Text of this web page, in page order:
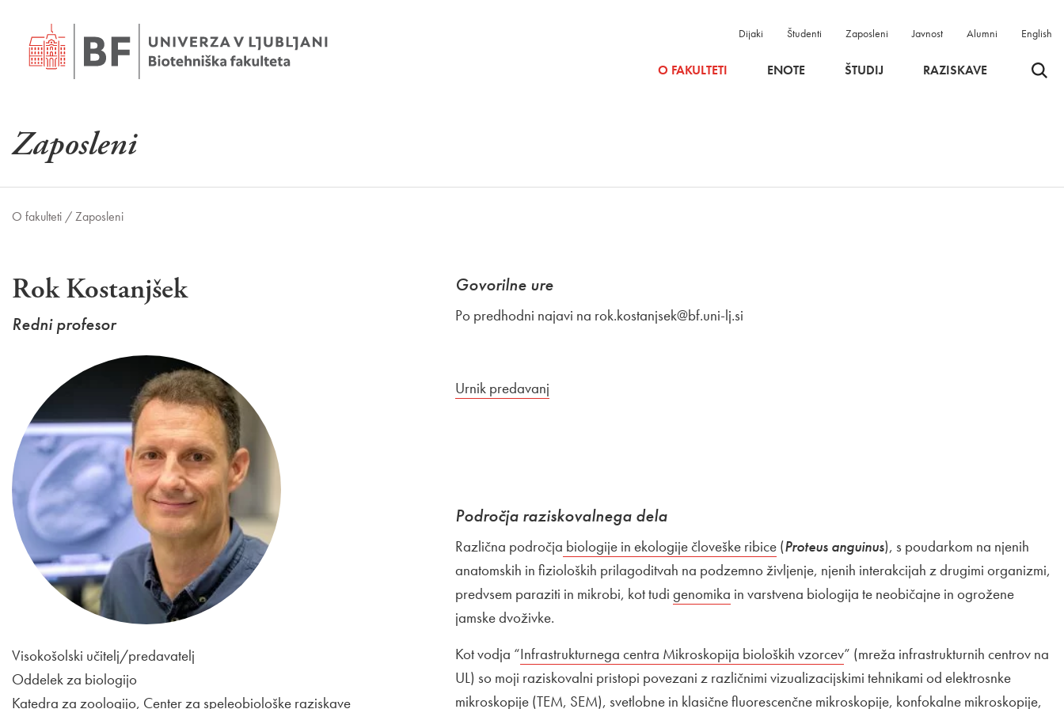
Dijaki Študenti Zaposleni Javnost Alumni English
O FAKULTETI ENOTE ŠTUDIJ RAZISKAVE Odpri
Zaposleni
O fakulteti /Zaposleni
Rok Kostanjšek
Redni profesor
Visokošolski učitelj/predavatelj
Oddelek za biologijo
Katedra za zoologijo, Center za speleobiološke raziskave
Govorilne ure
Po predhodni najavi na rok.kostanjsek@bf.uni-lj.si
Zunanja povezava na
Urnik predavanj
Področja raziskovalnega dela
Različna področja Zunanja povezava na
biologije in ekologije človeške ribice Odpira se v novem oknu
(Proteus anguinus), s poudarkom na njenih
anatomskih in fizioloških prilagoditvah na podzemno življenje, njenih interakcijah z drugimi organizmi,
predvsem paraziti in mikrobi, kot tudi Zunanja povezava na
genomika Odpira se v novem oknu
in varstvena biologija te neobičajne in ogrožene
jamske dvoživke.
Kot vodja “Zunanja povezava na
Infrastrukturnega centra Mikroskopija bioloških vzorcevOdpira se v novem oknu
” (mreža infrastrukturnih centrov na
UL) so moji raziskovalni pristopi povezani z različnimi vizualizacijskimi tehnikami od elektrosnke
mikroskopije (TEM, SEM), svetlobne in klasične fluorescenčne mikroskopije, konfokalne mikroskopije,